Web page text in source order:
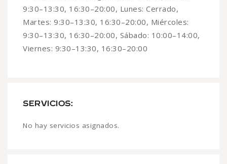
9:30–13:30, 16:30–20:00, Lunes: Cerrado,
Martes: 9:30–13:30, 16:30–20:00, Miércoles:
9:30–13:30, 16:30–20:00, Sábado: 10:00–14:00,
Viernes: 9:30–13:30, 16:30–20:00
SERVICIOS:
No hay servicios asignados.